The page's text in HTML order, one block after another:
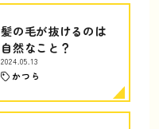
髪の毛が抜けるのは
自然なこと？
2024.05.13
かつら